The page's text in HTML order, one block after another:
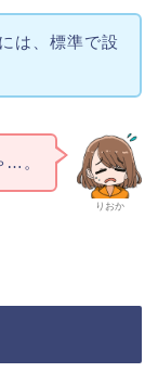
は、標準で設
りおか
…。